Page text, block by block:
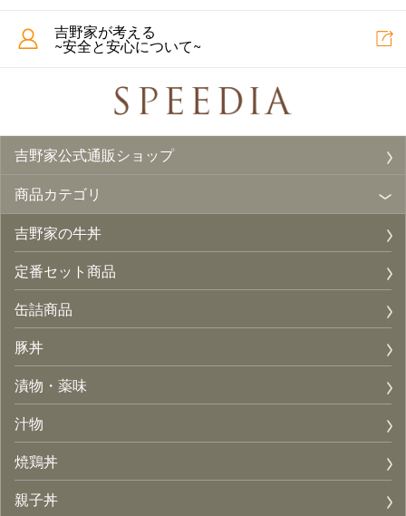
吉野家が考える
~安全と安心について~
吉野家公式通販ショップ
商品カテゴリ
吉野家の牛丼
定番セット商品
缶詰商品
豚丼
漬物・薬味
汁物
焼鶏丼
親子丼